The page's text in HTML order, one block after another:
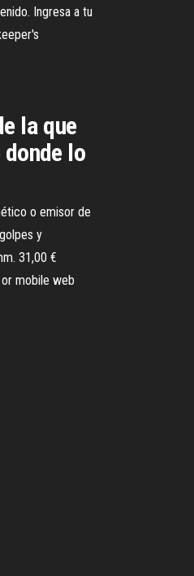
Ingresa a tu
la que
lo
o emisor de
y
31,00 €
mobile web